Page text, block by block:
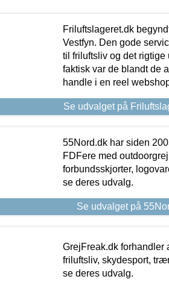
Friluftslageret.dk
Vestfyn. Den gode
til friluftsliv og det rigtige
faktisk var de blandt de
handle i en reel
Se udvalget på
55Nord.dk har siden
FDFere med
forbundsskjorter,
se deres udvalg.
Se udvalget på
GrejFreak.dk forhandler
friluftsliv, skydesport,
se deres udvalg.